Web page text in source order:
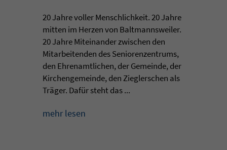
20 Jahre voller Menschlichkeit. 20 Jahre
mitten im Herzen von Baltmannsweiler.
20 Jahre Miteinander zwischen den
Mitarbeitenden des Seniorenzentrums,
den Ehrenamtlichen, der Gemeinde, der
Kirchengemeinde, den Zieglerschen als
Träger. Dafür steht das ...
mehr lesen